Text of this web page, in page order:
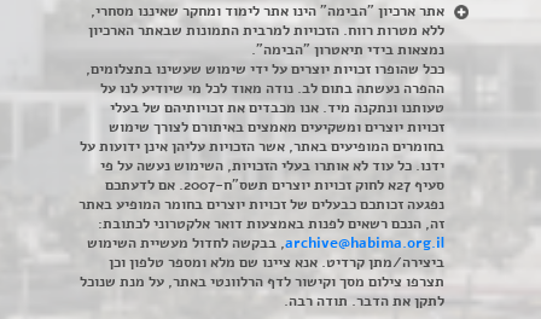
אתר ארכיון "הבימה" הינו אתר לימוד ומחקר שאיננו מסחרי,
ללא מטרות רווח. הזכויות למרבית התמונות שבאתר הארכיון
נמצאות בידי תיאטרון "הבימה".
ככל שהופרו זכויות יוצרים על ידי שימוש שעשינו בתצלומים,
ההפרה נעשתה בתום לב. נודה מאוד לכל מי שיודיע לנו על
טעותנו ונתקנה מיד. אנו מכבדים את זכויותיהם של בעלי
זכויות יוצרים ומשקיעים מאמצים באיתורם לצורך שימוש
בחומרים המופיעים באתר, אשר הזכויות עליהן אינן ידועות על
ידנו. כל עוד לא אותרו בעלי הזכויות, השימוש נעשה על פי
סעיף 27א לחוק זכויות יוצרים תשס"ח-2007. אם לדעתכם
נפגעה זכותכם כבעלים של זכויות יוצרים בחומר המופיע באתר
זה, הנכם רשאים לפנות באמצעות דואר אלקטרוני לכתובת:
archive@habima.org.il, בבקשה לחדול מעשיית השימוש
ביצירה/מתן קרדיט. אנא ציינו שם מלא ומספר טלפון וכן
תצרפו צילום מסך וקישור לדף הרלוונטי באתר, על מנת שנוכל
לתקן את הדבר. תודה רבה.